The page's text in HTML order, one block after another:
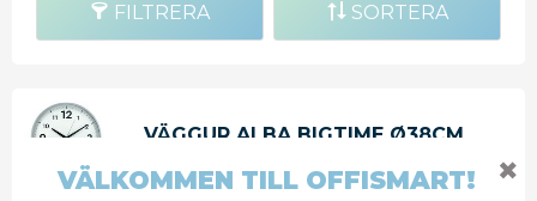
FILTRERA SORTERA
VÄGGUR ALBA BIGTIME Ø38CM
Metallgrå väggklocka i plast som lämpar sig för
VÄLKOMMEN TILL OFFISMART! ✖